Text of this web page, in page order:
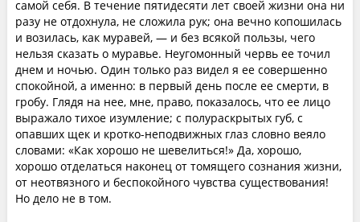
самой себя. В течение пятидесяти лет своей жизни она ни
разу не отдохнула, не сложила рук; она вечно копошилась
и возилась, как муравей, — и без всякой пользы, чего
нельзя сказать о муравье. Неугомонный червь ее точил
днем и ночью. Один только раз видел я ее совершенно
спокойной, а именно: в первый день после ее смерти, в
гробу. Глядя на нее, мне, право, показалось, что ее лицо
выражало тихое изумление; с полураскрытых губ, с
опавших щек и кротко-неподвижных глаз словно веяло
словами: «Как хорошо не шевелиться!» Да, хорошо,
хорошо отделаться наконец от томящего сознания жизни,
от неотвязного и беспокойного чувства существования!
Но дело не в том.